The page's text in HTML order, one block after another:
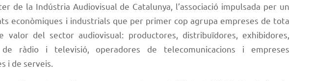
de la Indústria Audiovisual de Catalunya, l’associació impulsada per un
econòmiques i industrials que per primer cop agrupa empreses de tota
valor del sector audiovisual: productores, distribuïdores, exhibidores,
de ràdio i televisió, operadores de telecomunicacions i empreses
i de serveis.